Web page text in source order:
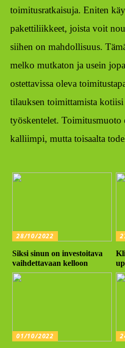
toimitusratkaisuja. Eniten
pakettiliikkeet, joista voit
siihen on mahdollisuus.
melko mutkaton ja usein
ostettavissa oleva
tilauksen toimittamista kotiisi
työskentelet. Toimitusmuoto
kalliimpi, mutta toisaalta
28/10/2022
Siksi sinun on investoitava
vaihdettavaan kelloon
01/10/2022